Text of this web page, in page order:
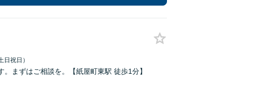
祝日）
まずはご相談を。【紙屋町東駅 徒歩1分】